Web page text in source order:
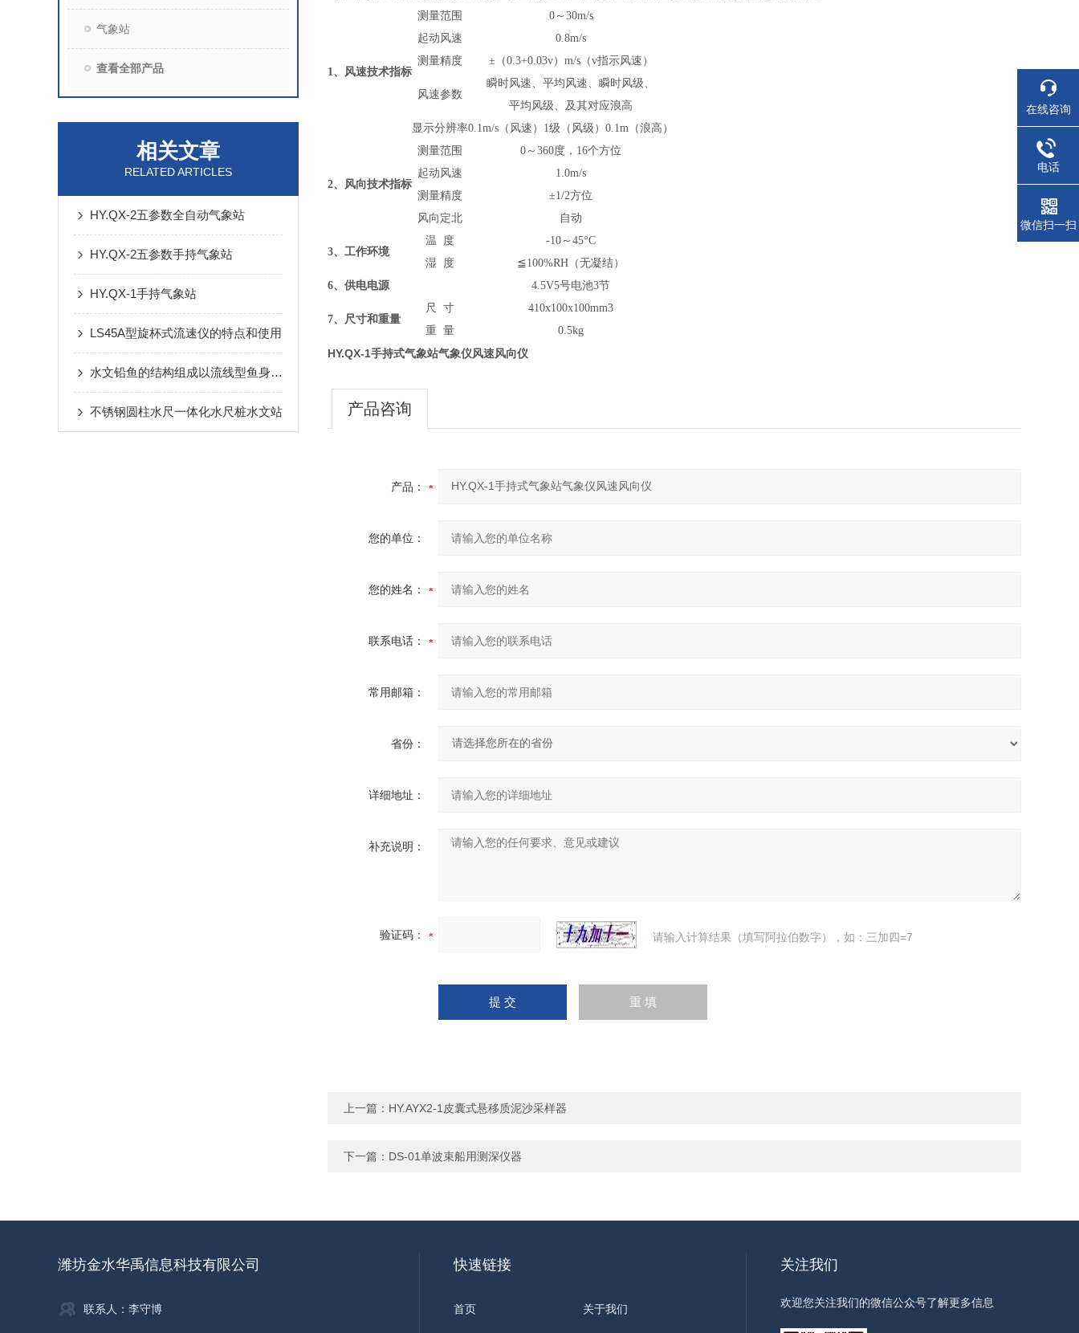
气象站
查看全部产品
相关文章
RELATED ARTICLES
HY.QX-2五参数全自动气象站
HY.QX-2五参数手持气象站
HY.QX-1手持气象站
LS45A型旋杯式流速仪的特点和使用
水文铅鱼的结构组成以流线型鱼身为主体
不锈钢圆柱水尺一体化水尺桩水文站
1、风速技术指标
测量范围
0～30m/s
起动风速
0.8m/s
测量精度
±（0.3+0.03v）m/s（v指示风速）
风速参数
瞬时风速、平均风速、瞬时风级、
平均风级、及其对应浪高
显示分辨率0.1m/s（风速）1级（风级）0.1m（浪高）
2、风向技术指标
测量范围
0～360度，16个方位
起动风速
1.0m/s
测量精度
±1/2方位
风向定北
自动
3、工作环境
温 度
-10～45°C
湿 度
≦100%RH（无凝结）
6、供电电源
4.5V5号电池3节
7、尺寸和重量
尺 寸
410x100x100mm3
重 量
0.5kg
HY.QX-1手持式气象站气象仪风速风向仪
产品咨询
产品：
您的单位：
您的姓名：
联系电话：
常用邮箱：
省份：
详细地址：
补充说明：
验证码： 请输入计算结果（填写阿拉伯数字），如：三加四=7
上一篇： HY.AYX2-1皮囊式悬移质泥沙采样器
下一篇： DS-01单波束船用测深仪器
潍坊金水华禹信息科技有限公司
联系人：李守博
快速链接
首页 关于我们
关注我们
欢迎您关注我们的微信公众号了解更多信息
在线咨询
电话
微信扫一扫